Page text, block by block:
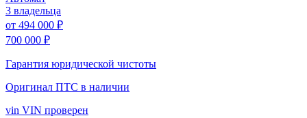
3 владельца
от 494 000 ₽
700 000 ₽
Гарантия юридической чистоты
Оригинал ПТС в наличии
vin VIN проверен